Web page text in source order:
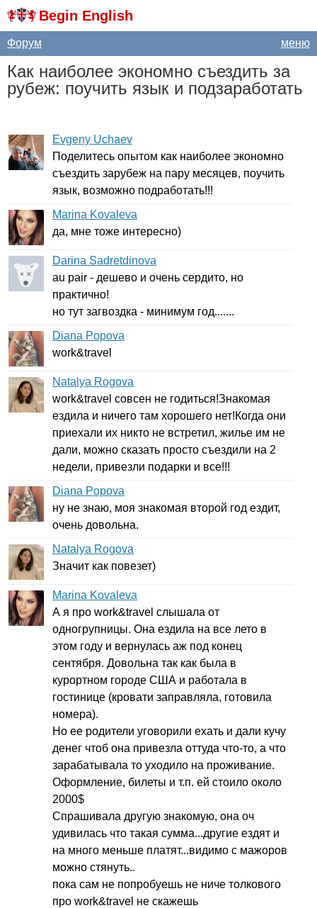
Begin English
меню
Форум
Как наиболее экономно съездить за
рубеж: поучить язык и подзаработать
Evgeny Uchaev
Поделитесь опытом как наиболее экономно
съездить зарубеж на пару месяцев, поучить
язык, возможно подработать!!!
Marina Kovaleva
да, мне тоже интересно)
Darina Sadretdinova
au pair - дешево и очень сердито, но
практично!
но тут загвоздка - минимум год.......
Diana Popova
work&travel
Natalya Rogova
work&travel совсен не годиться!Знакомая
ездила и ничего там хорошего нет!Когда они
приехали их никто не встретил, жилье им не
дали, можно сказать просто съездили на 2
недели, привезли подарки и все!!!
Diana Popova
ну не знаю, моя знакомая второй год ездит,
очень довольна.
Natalya Rogova
Значит как повезет)
Marina Kovaleva
А я про work&travel слышала от
одногрупницы. Она ездила на все лето в
этом году и вернулась аж под конец
сентября. Довольна так как была в
курортном городе США и работала в
гостинице (кровати заправляла, готовила
номера).
Но ее родители уговорили ехать и дали кучу
денег чтоб она привезла оттуда что-то, а что
зарабатывала то уходило на проживание.
Оформление, билеты и т.п. ей стоило около
2000$
Спрашивала другую знакомую, она оч
удивилась что такая сумма...другие ездят и
на много меньше платят...видимо с мажоров
можно стянуть..
пока сам не попробуешь не ниче толкового
про work&travel не скажешь